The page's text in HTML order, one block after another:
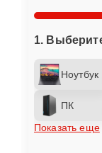
1.
Ноутбук
ПК
Показать еще